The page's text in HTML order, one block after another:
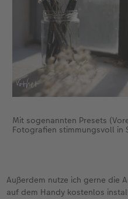
Mit sogenannten Presets
Fotografien stimmungsvoll in
Außerdem nutze ich gerne die
auf dem Handy kostenlos